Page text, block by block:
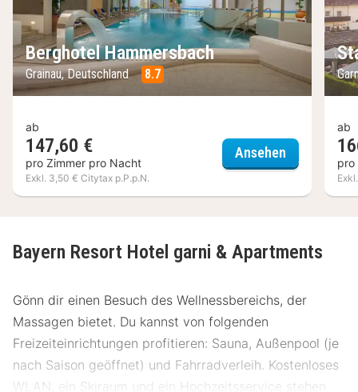
Berghotel Hammersbach
Grainau, Deutschland 8.7
ab
147,60 €
pro Zimmer pro Nacht
Exkl. 3,50 € Citytax p.P.p.N.
Ansehen Berghotel
ab
pro
Bayern Resort Hotel garni & Apartments
Gönn dir einen Besuch des Wellnessbereichs, der
Massagen bietet. Du kannst von folgenden
Freizeiteinrichtungen profitieren: Sauna, Außenpool (je
nach Saison geöffnet) und Fahrradverleih. Kostenloses
WLAN, ein Skiraum und ein Hochzeitsservice stehen